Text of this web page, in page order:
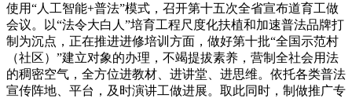
使用“人工智能+普法”模式，召开第十五次全省宣布道育工做
会议。以“法令大白人”培育工程尺度化扶植和加速普法品牌打
制为沉点，正在推进进修培训方面，做好第十批“全国示范村
（社区）”建立对象的办理，不竭提拔素养，营制全社会用法
的稠密空气，全方位进教材、进讲堂、进思维。依托各类普法
宣传阵地、平台，及时演讲工做进展。取此同时，制做推广专